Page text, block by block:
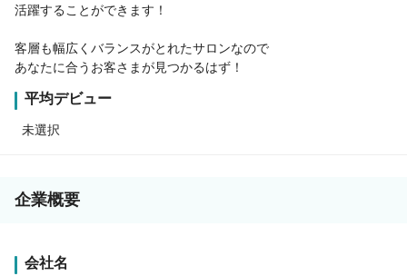
活躍することができます！
客層も幅広くバランスがとれたサロンなので
あなたに合うお客さまが見つかるはず！
平均デビュー
未選択
企業概要
会社名